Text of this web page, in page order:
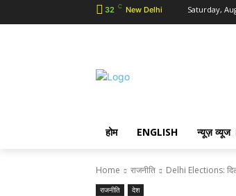
32 C New Delhi Saturday,
होम ENGLISH न्यूज़ व्यूज
Home राजनीति Delhi Elections:
राजनीति देश